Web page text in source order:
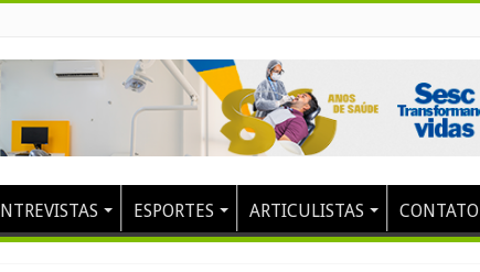
ESPORTES ARTICULISTAS CONTATO